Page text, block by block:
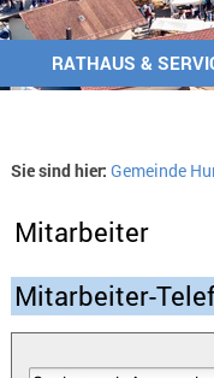
RATHAUS &
Sie sind hier: Gemeinde
Mitarbeiter
Mitarbeiter-